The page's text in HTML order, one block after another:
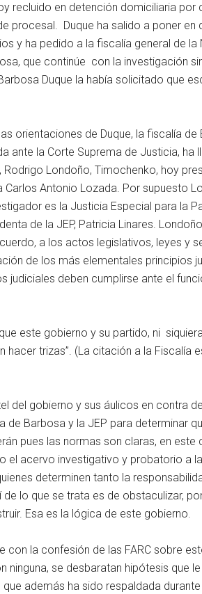
recluido en detención domiciliaria
procesal. Duque ha salido a poner en
y ha pedido a la fiscalía general de
que continúe con la investigación
Duque la había solicitado que
orientaciones de Duque, la fiscalía
ante la Corte Suprema de Justicia, ha
Rodrigo Londoño, Timochenko, hoy
Carlos Antonio Lozada. Por supuesto
es la Justicia Especial para la
de la JEP, Patricia Linares.
a los actos legislativos, leyes y
de los más elementales principios
judiciales deben cumplirse ante el
este gobierno y su partido, ni
hacer trizas”. (La citación a la Fiscalía
del gobierno y sus áulicos en contra
de Barbosa y la JEP para determinar
pues las normas son claras, en
el acervo investigativo y probatorio a
determinen tanto la
lo que se trata es de obstaculizar,
Esa es la lógica de este gobierno.
con la confesión de las FARC sobre
ninguna, se desbaratan hipótesis que
además ha sido respaldada